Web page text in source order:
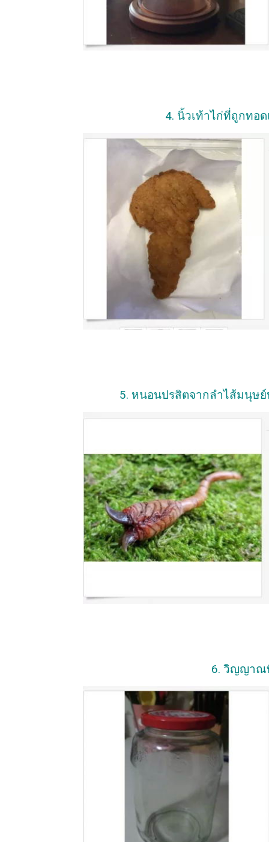
4. นิ้วเท้าไก่ที่ถูกทอ
5. หนอนปรสิตจากลำไส้มนุษ
6. วิญญาณ